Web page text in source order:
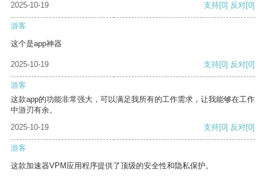
2025-10-19 支持[0] 反对[0]
游客
这个是app神器
2025-10-19 支持[0] 反对[0]
游客
这款app的功能非常强大，可以满足我所有的工作需求，让我能够在工作
中游刃有余。
2025-10-19
支持[0] 反对[0]
游客
这款加速器VPM应用程序提供了顶级的安全性和隐私保护。